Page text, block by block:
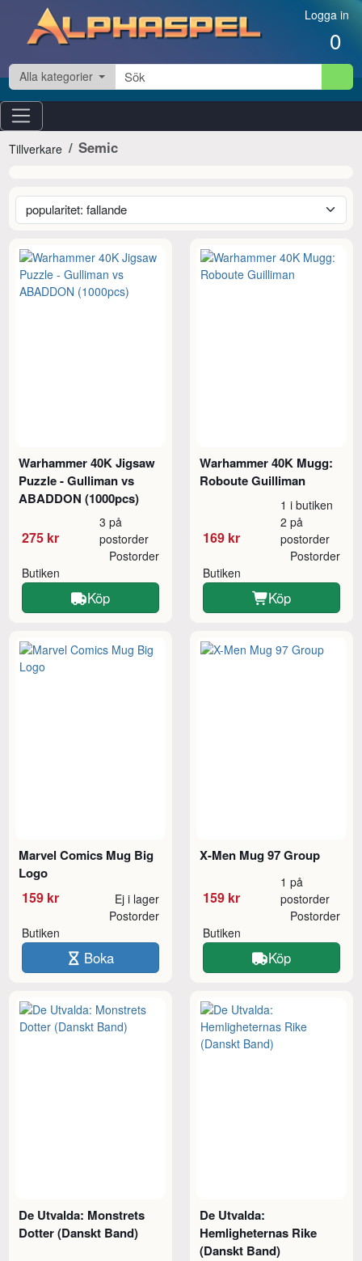
Hoppa till innehåll Logga in
0
Alla kategorier
Tillverkare Semic
Warhammer 40K Jigsaw
Puzzle - Gulliman vs
ABADDON (1000pcs)
275 kr
3 på
postorder
Butiken
Postorder
Köp
Warhammer 40K Mugg:
Roboute Guilliman
169 kr
1 i butiken
2 på
postorder
Butiken
Postorder
Köp
Marvel Comics Mug Big
Logo
159 kr Ej i lager
Butiken
Postorder
Boka
X-Men Mug 97 Group
159 kr
1 på
postorder
Butiken
Postorder
Köp
De Utvalda: Monstrets
Dotter (Danskt Band)
De Utvalda:
Hemligheternas Rike
(Danskt Band)